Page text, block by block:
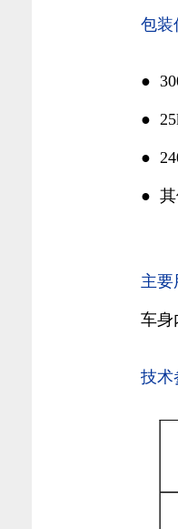
包装
●
●
●
●
主要
车身
技术